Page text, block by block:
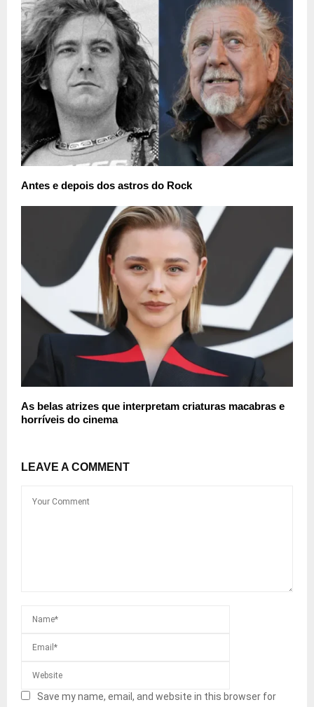
Antes e depois dos astros do Rock
As belas atrizes que interpretam criaturas macabras e
horríveis do cinema
LEAVE A COMMENT
Save my name, email, and website in this browser for